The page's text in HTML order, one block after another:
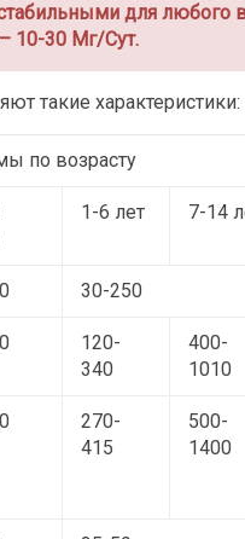
для любого
10-30 Мг/Сут.
такие характеристики:
по возрасту
1-6 лет 7-14
30-250
120-
340
400-
1010
270-
415
500-
1400